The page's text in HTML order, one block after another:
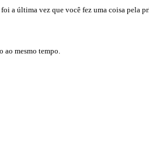
a última vez que você fez uma coisa pela
tempo.